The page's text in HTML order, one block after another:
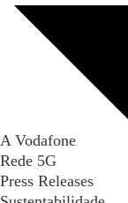
A Vodafone
Rede 5G
Press Releases